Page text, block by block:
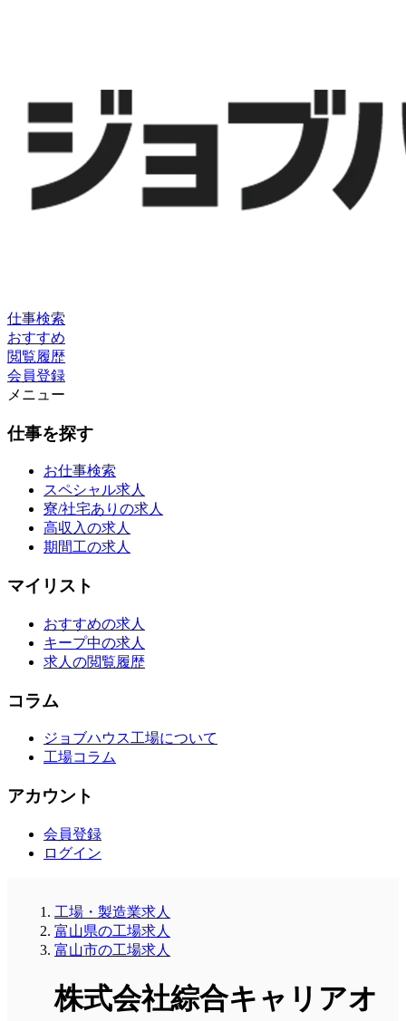
仕事検索
おすすめ
閲覧履歴
会員登録
メニュー
仕事を探す
お仕事検索
スペシャル求人
寮/社宅ありの求人
高収入の求人
期間工の求人
マイリスト
おすすめの求人
キープ中の求人
求人の閲覧履歴
コラム
ジョブハウス工場について
工場コラム
アカウント
会員登録
ログイン
工場・製造業求人
富山県の工場求人
富山市の工場求人
株式会社綜合キャリアオ